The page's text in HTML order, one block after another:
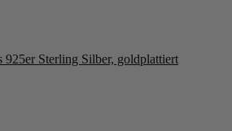
925er Sterling Silber, goldplattiert